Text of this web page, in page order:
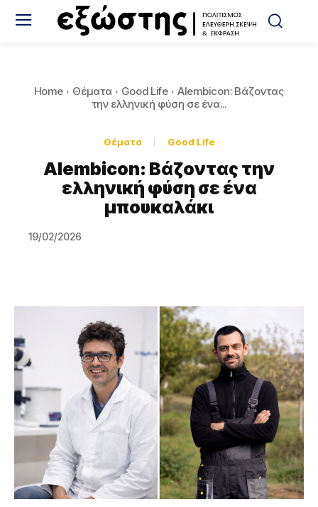
Home Θέματα Good Life
Alembicon: Βάζοντας
την ελληνική φύση σε ένα...
Θέματα Good Life
Alembicon: Βάζοντας την
ελληνική φύση σε ένα
μπουκαλάκι
19/02/2026